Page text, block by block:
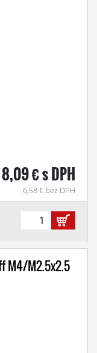
8,09 € s DPH
6,58 € bez DPH
M4/M2.5x2.5